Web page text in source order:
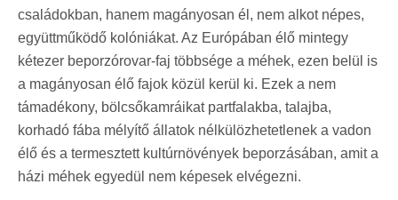
családokban, hanem magányosan él, nem alkot népes,
együttműködő kolóniákat. Az Európában élő mintegy
kétezer beporzórovar-faj többsége a méhek, ezen belül is
a magányosan élő fajok közül kerül ki. Ezek a nem
támadékony, bölcsőkamráikat partfalakba, talajba,
korhadó fába mélyítő állatok nélkülözhetetlenek a vadon
élő és a termesztett kultúrnövények beporzásában, amit a
házi méhek egyedül nem képesek elvégezni.